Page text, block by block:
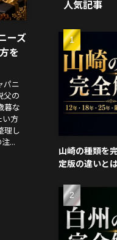
ーズ
を
パニ
父の
暮な
い方
理し
...
人気記事
山崎の種類を
定版の違いと